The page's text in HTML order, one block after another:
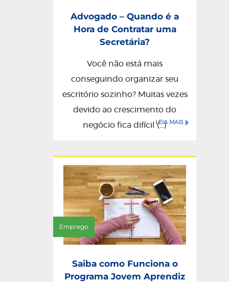
Advogado – Quando é a
Hora de Contratar uma
Secretária?
Você não está mais
conseguindo organizar seu
escritório sozinho? Muitas vezes
devido ao crescimento do
negócio fica difícil (...)LEIA MAIS
Emprego
Saiba como Funciona o
Programa Jovem Aprendiz